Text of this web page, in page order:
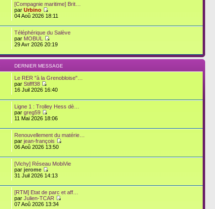
[Compagnie maritime] Brit…
parUrbino
04 Aoû 2026 18:11
Téléphérique du Salève
par MOBUL
29 Avr 2026 20:19
DERNIER MESSAGE
Le RER "à la Grenobloise"…
parStifff38
16 Juil 2026 16:40
Ligne 1 : Trolley Hess dè…
pargreg59
11 Mai 2026 18:06
Renouvellement du matérie…
parjean-françois
06 Aoû 2026 13:50
[Vichy] Réseau MobiVie
parjerome
31 Juil 2026 14:13
[RTM] Etat de parc et aff…
parJulien-TCAR
07 Aoû 2026 13:34